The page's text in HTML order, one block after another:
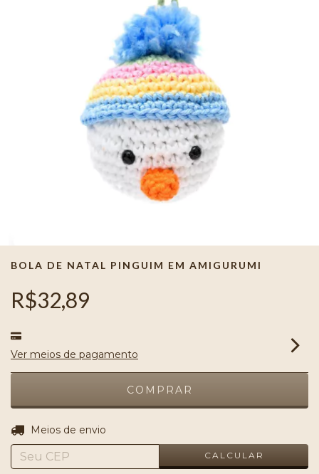
BOLA DE NATAL PINGUIM EM AMIGURUMI
R$32,89
Ver meios de pagamento
Entregas para o CEP:
Meios de envio
CALCULAR